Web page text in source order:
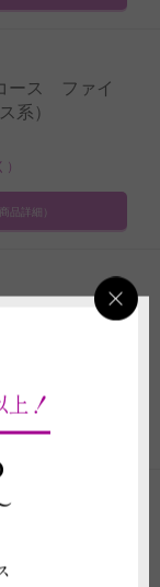
ース ファイ
系）
商品詳細）
スタンド花 向
コーン型
品詳細）
上！